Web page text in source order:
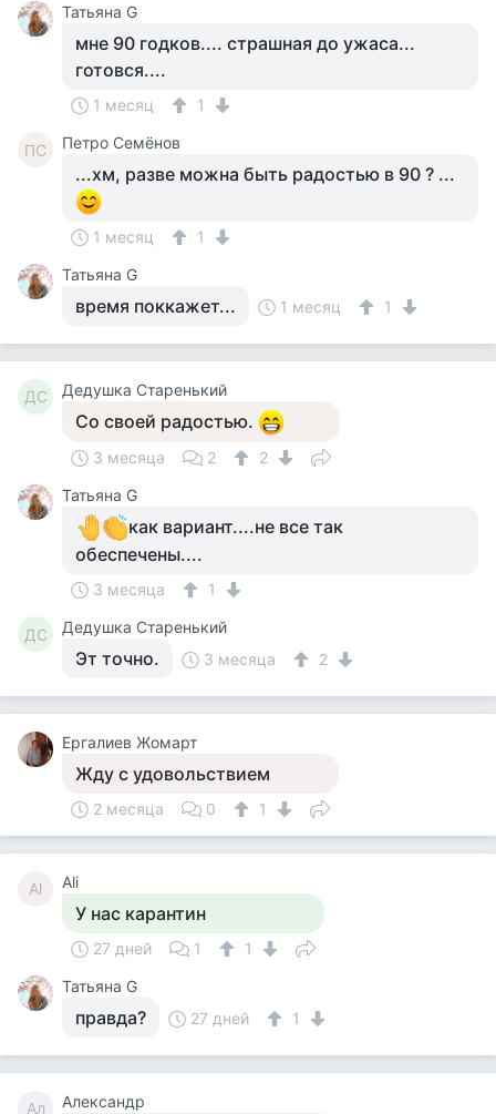
Татьяна G
мне 90 годков.... страшная до ужаса...
готовся....
1 месяц 1
ПС Петро Семёнов
...хм, разве можна быть радостью в 90 ? ...
1 месяц
1
Татьяна G
время поккажет... 1 месяц 1
ДС Дедушка Старенький
Со своей радостью.
3 месяца 2
2
Татьяна G
как вариант....не все так
обеспечены....
3 месяца 1
ДС Дедушка Старенький
Эт точно. 3 месяца 2
Ергалиев Жомарт
Жду с удовольствием
2 месяца 0 1
Al Ali
У нас карантин
27 дней 1
1
Татьяна G
правда? 27 дней 1
Ал Александр